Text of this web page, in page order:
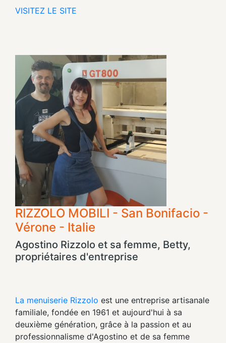
VISITEZ LE SITE
RIZZOLO MOBILI - San Bonifacio -
Vérone - Italie
Agostino Rizzolo et sa femme, Betty,
propriétaires d'entreprise
La menuiserie Rizzolo est une entreprise artisanale
familiale, fondée en 1961 et aujourd'hui à sa
deuxième génération, grâce à la passion et au
professionnalisme d'Agostino et de sa femme